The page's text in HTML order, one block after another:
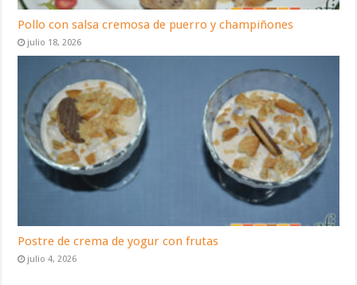
Pollo con salsa cremosa de puerro y champiñones
julio 18, 2026
Postre de crema de yogur con frutas
julio 4, 2026